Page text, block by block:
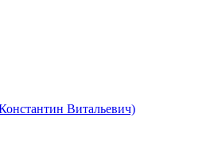
Витальевич)